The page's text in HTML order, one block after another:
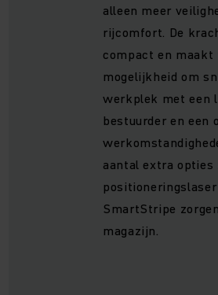
alleen meer
rijcomfort. De
compact en
mogelijkheid om
werkplek met een
bestuurder en een
aantal extra opties
SmartStripe
magazijn.